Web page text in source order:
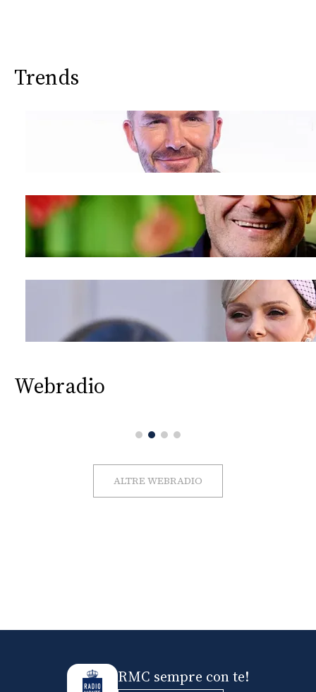
Trends
Webradio
ALTRE WEBRADIO
RMC sempre con te!